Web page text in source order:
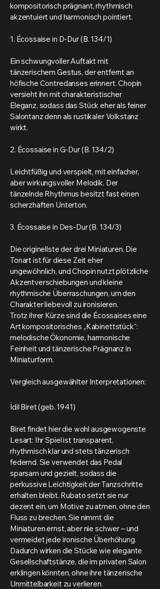
kompositorisch prägnant, rhythmisch
akzentuiert und harmonisch pointiert.
1. Écossaise in D-Dur (B. 134/1)
Ein schwungvoller Auftakt mit
tänzerischem Gestus, der entfernt an
höfische Contredanses erinnert. Chopin
versieht ihn mit charakteristischer
Eleganz, sodass das Stück eher als feiner
Salontanz denn als rustikaler Volkstanz
wirkt.
2. Écossaise in G-Dur (B. 134/2)
Leichtfüßig und verspielt, mit einfacher,
aber wirkungsvoller Melodik. Der
tänzelnde Rhythmus besitzt fast einen
scherzhaften Unterton.
3. Écossaise in Des-Dur (B. 134/3)
Die originellste der drei Miniaturen. Die
Tonart ist für diese Zeit eher
ungewöhnlich, und Chopin nutzt plötzliche
Akzentverschiebungen und kleine
rhythmische Überraschungen, um den
Charakter liebevoll zu ironisieren.
Trotz ihrer Kürze sind die Écossaises eine
Art kompositorisches „Kabinettstück“:
melodische Ökonomie, harmonische
Feinheit und tänzerische Prägnanz in
Miniaturform.
Vergleich ausgewählter Interpretationen:
İdil Biret (geb. 1941)
Biret findet hier die wohl ausgewogenste
Lesart: Ihr Spiel ist transparent,
rhythmisch klar und stets tänzerisch
federnd. Sie verwendet das Pedal
sparsam und gezielt, sodass die
perkussive Leichtigkeit der Tanzschritte
erhalten bleibt. Rubato setzt sie nur
dezent ein, um Motive zu atmen, ohne den
Fluss zu brechen. Sie nimmt die
Miniaturen ernst, aber nie schwer – und
vermeidet jede ironische Überhöhung.
Dadurch wirken die Stücke wie elegante
Gesellschaftstänze, die im privaten Salon
erklingen könnten, ohne ihre tänzerische
Unmittelbarkeit zu verlieren.